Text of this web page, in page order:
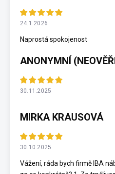
24.1.2026
Naprostá spokojenost
ANONYMNÍ
30.11.2025
MIRKA KRAUSOVÁ
30.10.2025
Vážení, ráda bych firmě IBA